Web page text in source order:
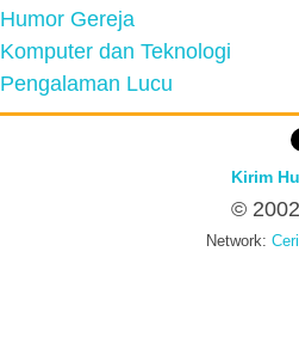
Humor Gereja
Komputer dan Teknologi
Pengalaman Lucu
Kirim
©
Network: